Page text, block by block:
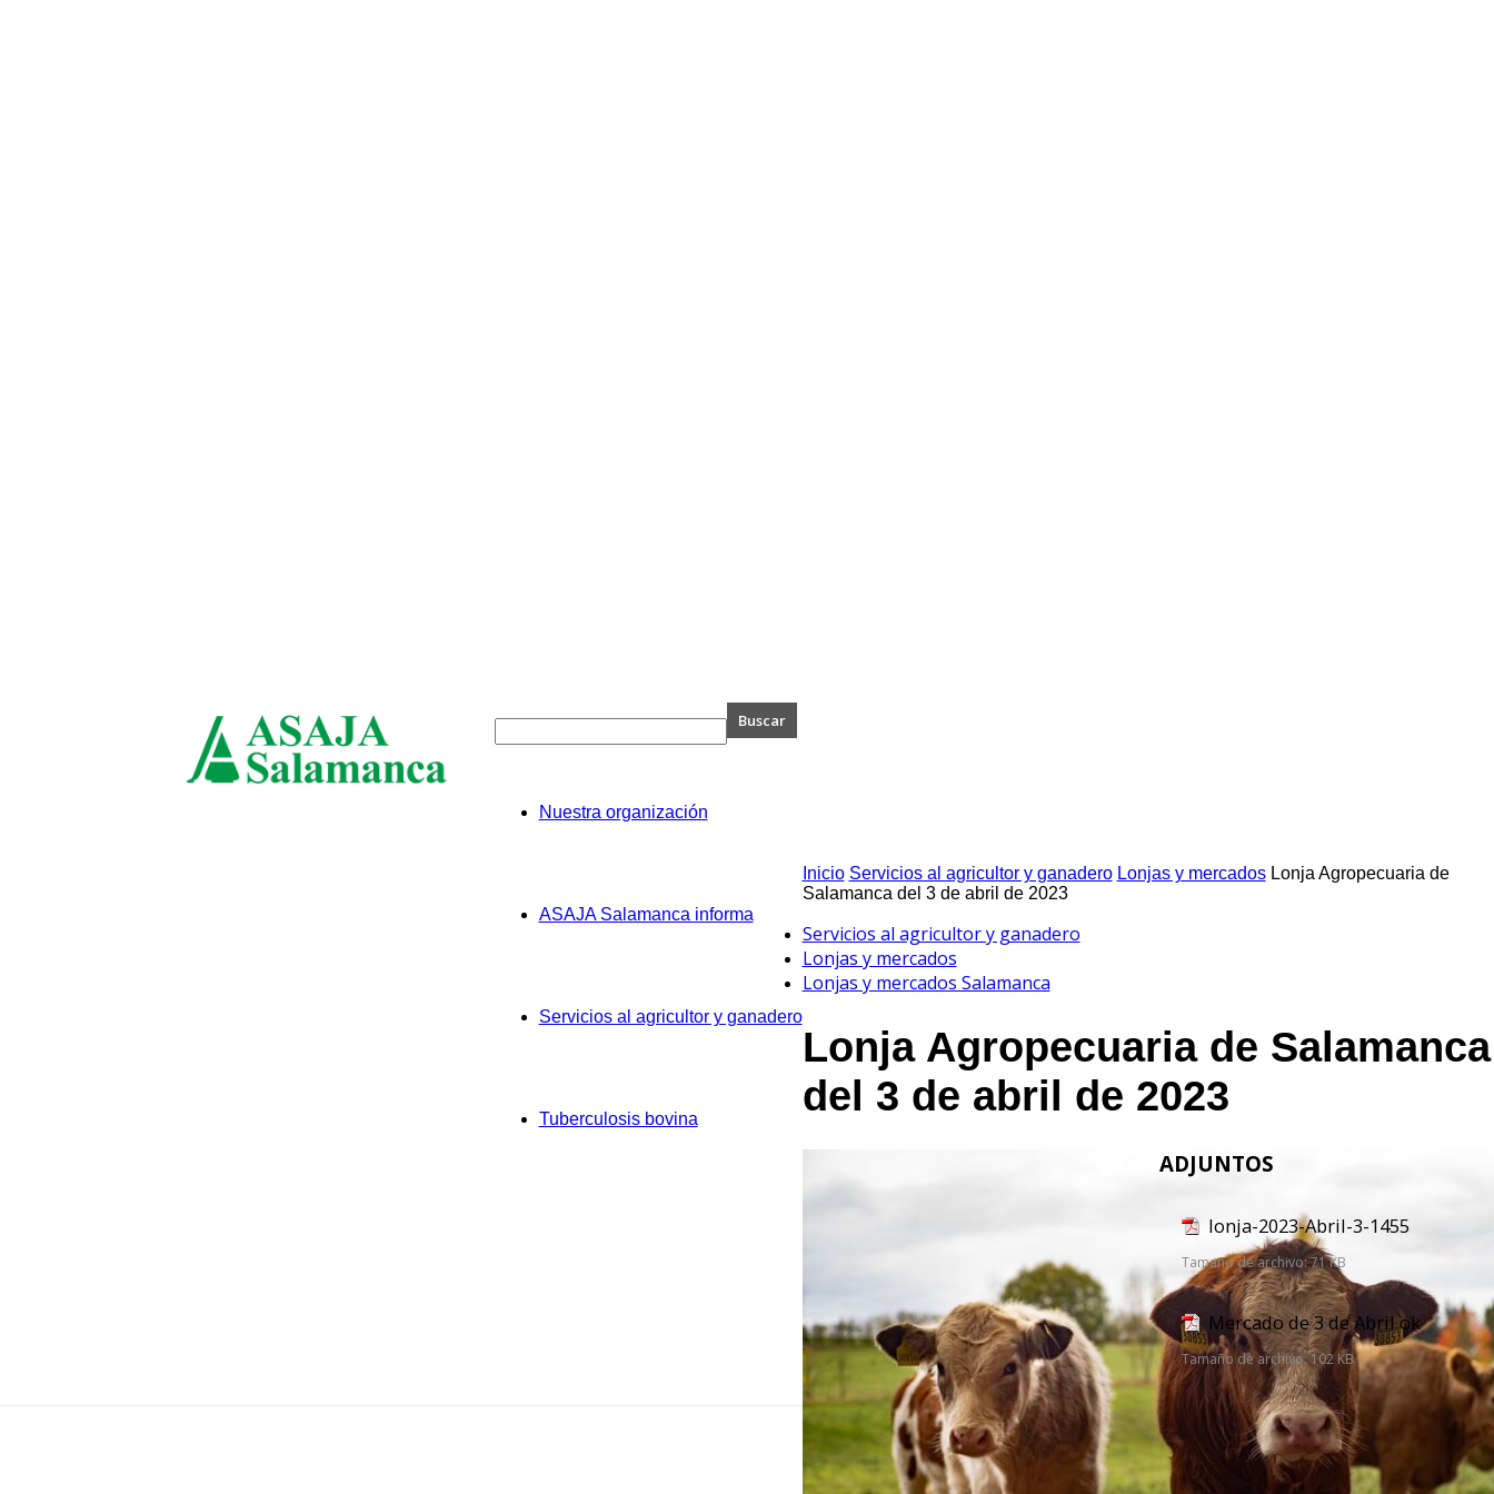
Nuestra organización
ASAJA Salamanca informa
Servicios al agricultor y ganadero
Tuberculosis bovina
Inicio Servicios al agricultor y ganadero Lonjas y mercados Lonja Agropecuaria de
Salamanca del 3 de abril de 2023
Servicios al agricultor y ganadero
Lonjas y mercados
Lonjas y mercados Salamanca
Lonja Agropecuaria de Salamanca
del 3 de abril de 2023
ADJUNTOS
lonja-2023-Abril-3-1455
Tamaño de archivo:71 KB
Mercado de 3 de Abril ok
Tamaño de archivo:102 KB